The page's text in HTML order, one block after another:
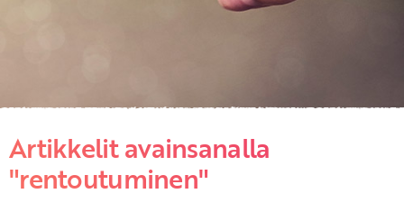
Artikkelit avainsanalla
"rentoutuminen"